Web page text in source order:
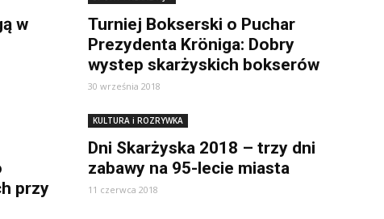
w
Turniej Bokserski o Puchar
Prezydenta Kröniga: Dobry
wystep skarżyskich bokserów
30 września 2018
przy
KULTURA i ROZRYWKA
Dni Skarżyska 2018 – trzy dni
zabawy na 95-lecie miasta
11 czerwca 2018